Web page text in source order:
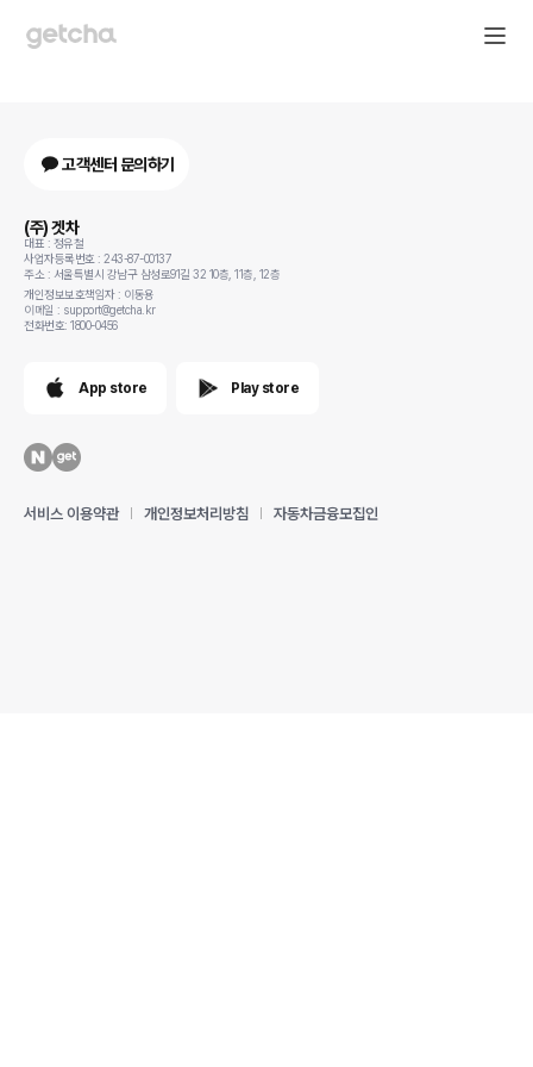
고객센터 문의하기
(주) 겟차
대표 : 정유철
사업자등록번호 : 243-87-00137
주소 : 서울특별시 강남구 삼성로91길 32 10층, 11층, 12층
개인정보보호책임자 : 이동용
이메일 : support@getcha.kr
전화번호: 1800-0456
App store Play store
서비스 이용약관 개인정보처리방침 자동차금융모집인